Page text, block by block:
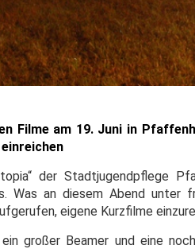
Filme am 19. Juni in
der Stadtjugendpflege
Was an diesem Abend
eigene Kurzfilme
großer Beamer und eine